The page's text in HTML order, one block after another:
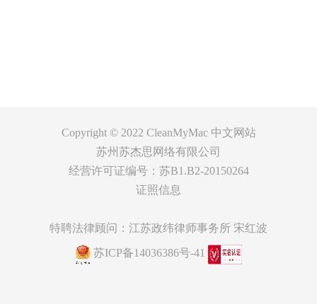
Copyright © 2022 CleanMyMac 中文网站
苏州苏杰思网络有限公司
经营许可证编号：苏B1.B2-20150264
证照信息
特聘法律顾问：江苏政纬律师事务所 宋红波
苏ICP备14036386号-41